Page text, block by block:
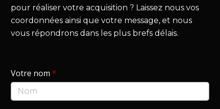
pour réaliser votre acquisition ? Laissez nous vos
coordonnées ainsi que votre message, et nous
vous répondrons dans les plus brefs délais.
Votre nom*